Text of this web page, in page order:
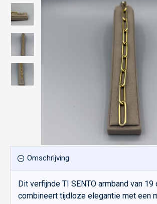
Omschrijving
Dit verfijnde TI SENTO armband van 19
combineert tijdloze elegantie met een